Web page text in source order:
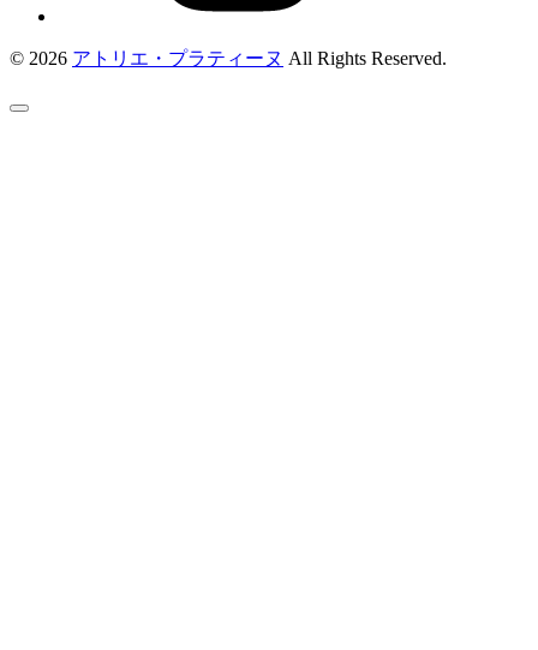
© 2026 アトリエ・プラティーヌ All Rights Reserved.